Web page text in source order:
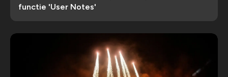
functie 'User Notes'